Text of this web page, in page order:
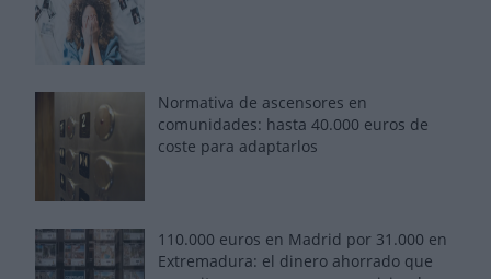
Normativa de ascensores en
comunidades: hasta 40.000 euros de
coste para adaptarlos
110.000 euros en Madrid por 31.000 en
Extremadura: el dinero ahorrado que